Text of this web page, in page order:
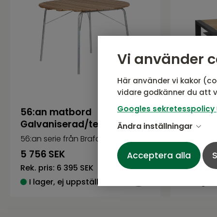
Vi använder
Här använder vi kakor
vidare godkänner du att
Googles sekretesspolicy
Ändra inställningar
Acceptera alla
56:an matbord
Galvaniserad/teak
56:an serie från Brafab
5 756 SEK
Rek. pris: 6 395 SEK
I lager, ej uppställd i butik
10 791
Rek. pris: